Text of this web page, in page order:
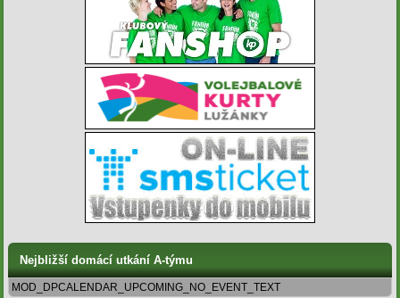
Nejbližší domácí utkání A-týmu
MOD_DPCALENDAR_UPCOMING_NO_EVENT_TEXT